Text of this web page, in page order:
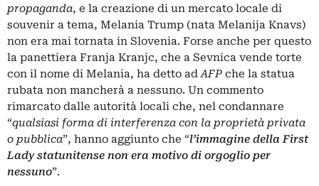
propaganda, e la creazione di un mercato locale di
souvenir a tema, Melania Trump (nata Melanija Knavs)
non era mai tornata in Slovenia. Forse anche per questo
la panettiera Franja Kranjc, che a Sevnica vende torte
con il nome di Melania, ha detto adAFP che la statua
rubata non mancherà a nessuno. Un commento
rimarcato dalle autorità locali che, nel condannare
“qualsiasi forma di interferenza con la proprietà privata
o pubblica”, hanno aggiunto che “l’immagine della First
Lady statunitense non era motivo di orgoglio per
nessuno”.